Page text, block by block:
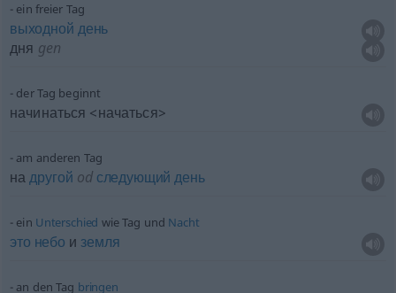
ein freier Tag
выходной день
дня gen
der Tag beginnt
начинаться <начаться>
am anderen Tag
надругой odследующий день
ein Unterschied wie Tag und Nacht
это небо и земля
an den Tag bringen